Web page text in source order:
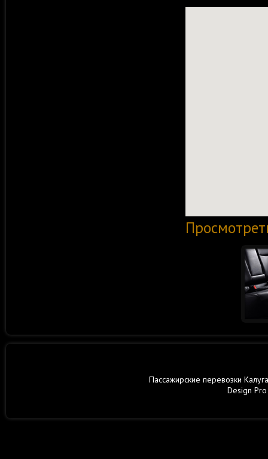
Пассажирские перевозки
Design